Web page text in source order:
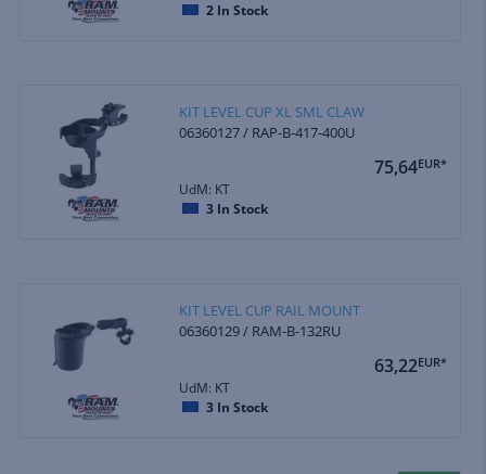
2 In Stock
KIT LEVEL CUP XL SML CLAW
06360127 / RAP-B-417-400U
75,64EUR*
UdM: KT
3 In Stock
KIT LEVEL CUP RAIL MOUNT
06360129 / RAM-B-132RU
63,22EUR*
UdM: KT
3 In Stock